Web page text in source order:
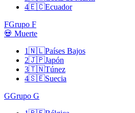
4🇪🇨Ecuador
FGrupo F
💀 Muerte
1🇳🇱Países Bajos
2🇯🇵Japón
3🇹🇳Túnez
4🇸🇪Suecia
GGrupo G